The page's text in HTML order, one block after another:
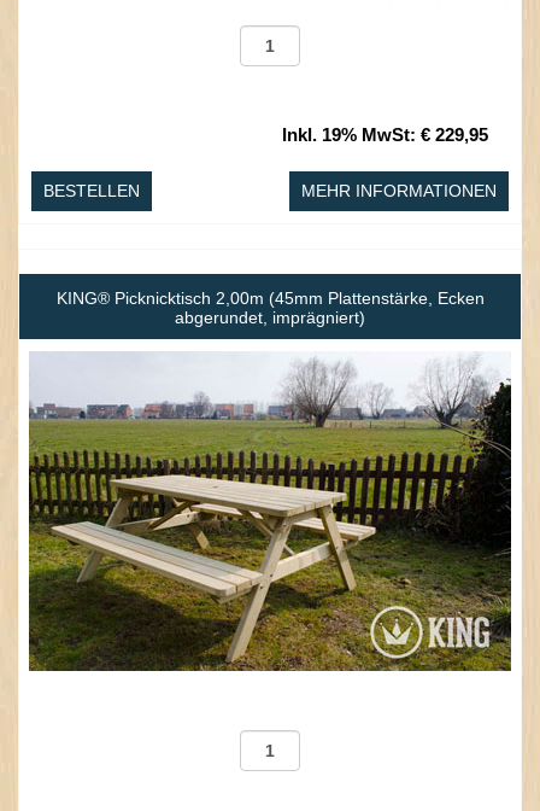
Inkl. 19% MwSt: € 229,95
MEHR INFORMATIONEN
BESTELLEN
KING® Picknicktisch 2,00m (45mm Plattenstärke, Ecken
abgerundet, imprägniert)